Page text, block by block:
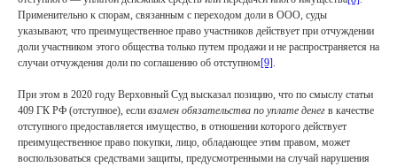
Применительно к спорам, связанным с переходом доли в ООО, суды
указывают, что преимущественное право участников действует при отчуждении
доли участником этого общества только путем продажи и не распространяется на
случаи отчуждения доли по соглашению об отступном[9].
При этом в 2020 году Верховный Суд высказал позицию, что по смыслу статьи
409 ГК РФ (отступное), если взамен обязательства по уплате денег в качестве
отступного предоставляется имущество, в отношении которого действует
преимущественное право покупки, лицо, обладающее этим правом, может
воспользоваться средствами защиты, предусмотренными на случай нарушения